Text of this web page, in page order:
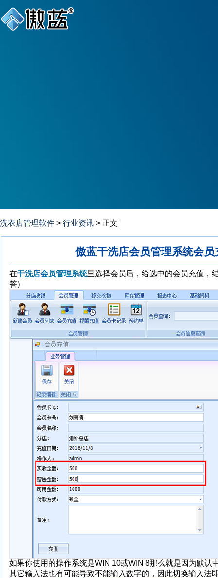
洗衣店管理软件 > 行业资讯 > 正文
傲蓝干洗店会员管理系统会
在干洗店会员管理系统里选择会员后，给选中的会员充值，
答）
如果你使用的操作系统是WIN 10或WIN 8那么就是因为默认
其它输入法也有可能导致不能输入数字的，因此切换输入法